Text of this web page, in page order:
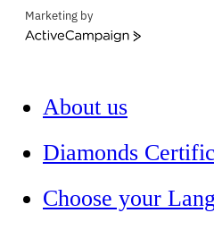
Marketing by
ActiveCampaign
About us
Diamonds
Choose your